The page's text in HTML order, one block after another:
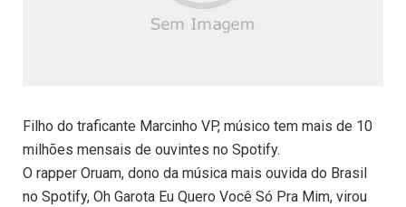
Filho do traficante Marcinho VP, músico tem mais de 10
milhões mensais de ouvintes no Spotify.
O rapper Oruam, dono da música mais ouvida do Brasil
no Spotify, Oh Garota Eu Quero Você Só Pra Mim, virou